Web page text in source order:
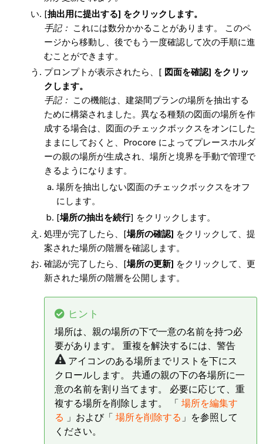
[抽出用に提出する] をクリックします。
手記： これには数分かかることがあります。 このペ
ージから移動し、後でもう一度確認して次の手順に進
むことができます。
プロンプトが表示されたら、[ 図面を確認] をクリッ
クします。
手記： この機能は、建築間プランの場所を抽出する
ために構築されました。異なる種類の図面の場所を作
成する場合は、図面のチェックボックスをオンにした
ままにしておくと、Procore によってプレースホルダ
ーの親の場所が生成され、場所と境界を手動で管理で
きるようになります。
場所を抽出しない図面のチェックボックスをオフ
にします。
[場所の抽出を続行] をクリックします。
処理が完了したら、[場所の確認] をクリックして、提
案された場所の階層を確認します。
確認が完了したら、[場所の更新] をクリックして、更
新された場所の階層を公開します。
ヒント
場所は、親の場所の下で一意の名前を持つ必
要があります。 重複を解決するには、警告
アイコンのある場所までリストを下にス
クロールします。 共通の親の下の各場所に一
意の名前を割り当てます。 必要に応じて、重
複する場所を削除します。 「 場所を編集す
る 」および「 場所を削除する 」を参照して
ください。